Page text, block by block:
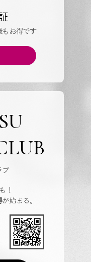
もお得です
ブ
！
始まる。